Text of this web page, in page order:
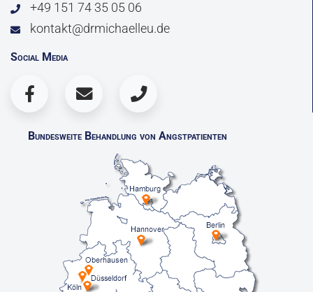
+49 151 74 35 05 06
kontakt@drmichaelleu.de
Social Media
Bundesweite Behandlung von Angstpatienten